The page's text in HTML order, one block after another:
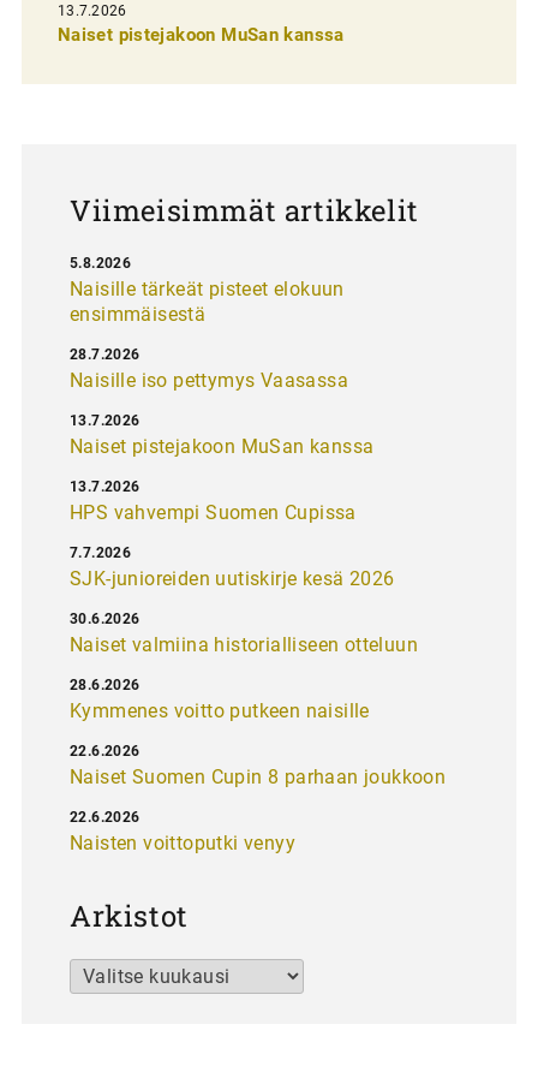
e
13.7.2026
Naiset pistejakoon MuSan kanssa
Viimeisimmät artikkelit
Naisille tärkeät pisteet elokuun
ensimmäisestä
5.8.2026
Naisille iso pettymys Vaasassa
28.7.2026
Naiset pistejakoon MuSan kanssa
13.7.2026
HPS vahvempi Suomen Cupissa
13.7.2026
SJK-junioreiden uutiskirje kesä 2026
7.7.2026
Naiset valmiina historialliseen otteluun
30.6.2026
Kymmenes voitto putkeen naisille
28.6.2026
Naiset Suomen Cupin 8 parhaan joukkoon
22.6.2026
Naisten voittoputki venyy
22.6.2026
Arkistot
Arkistot